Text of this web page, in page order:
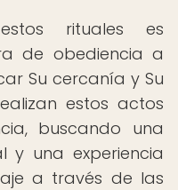
rituales es
de obediencia a
Su cercanía y Su
estos actos
buscando una
y una experiencia
a través de las